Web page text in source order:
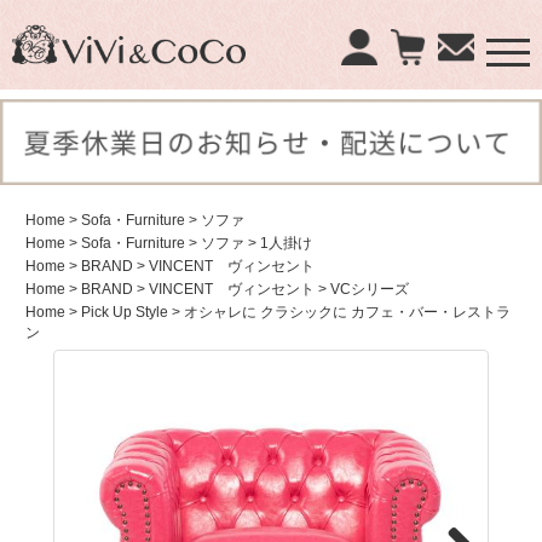
Home > Sofa・Furniture > ソファ
Home > Sofa・Furniture > ソファ > 1人掛け
Home > BRAND > VINCENT ヴィンセント
Home > BRAND > VINCENT ヴィンセント > VCシリーズ
Home > Pick Up Style > オシャレに クラシックに カフェ・バー・レストラ
ン
×
商品検索：